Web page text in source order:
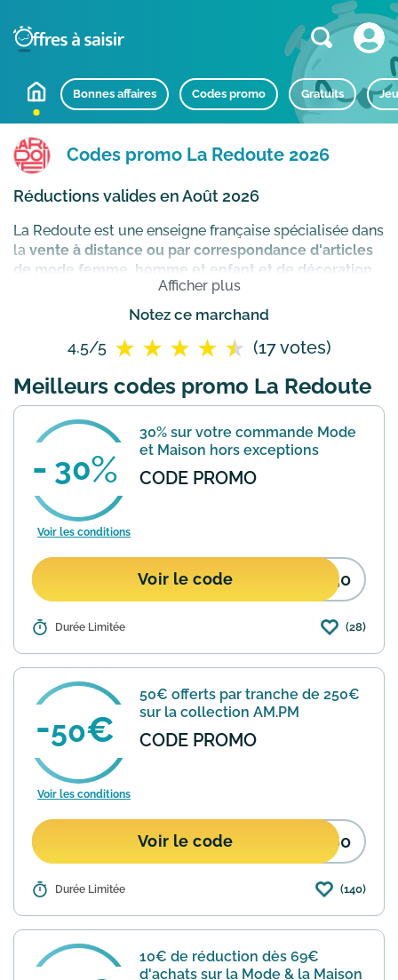
Bonnes affaires Codes promo Gratuits
Codes promo La Redoute 2026
Réductions valides en Août 2026
La Redoute est une enseigne française spécialisée dans
la vente à distance ou par correspondance d'articles
de mode femme, homme et enfant et de décoration
et d'aménagement de la maison. Racheté en 2018 par
Galeries Lafayette, le site marchand
monde grâce à ses 10 millions de clients actifs répartis
spéciale La Redoute ?
Afficher plus
Notez ce marchand
4.5/5 (17 votes)
Meilleurs codes promo La Redoute
30
30% sur votre commande Mode
et Maison hors exceptions
CODE PROMO
Voir les conditions
Voir le code O30
Détails : 30% sur votre commande Mode et
Marketplace, La Brand Boutique, Outlet,
Electroménager, Puériculture,
Beauté/Bien-être, Jeux/Jouets). Sur l...
En savoir plus
Durée Limitée (28)
50
50€ offerts par tranche de 250€
sur la collection AM.PM
CODE PROMO
Voir les conditions
Voir le code A60
Détails : Offre La Redoute sur sa collection
250€ facturés valable avec ce code de
réduction du 25 mars au 31 décembre
2026.
En savoir plus
Durée Limitée (140)
10€ de réduction dès 69€
d'achats sur la Mode & la Maison